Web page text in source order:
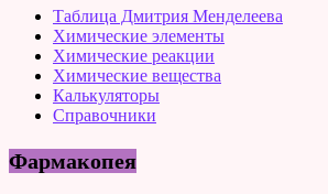
Таблица Дмитрия Менделеева
Химические элементы
Химические реакции
Химические вещества
Калькуляторы
Справочники
Фармакопея